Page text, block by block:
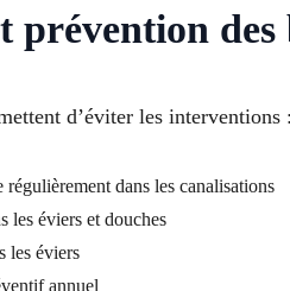
prévention des
d’éviter les interventions :
régulièrement dans les canalisations
les éviers et douches
les éviers
annuel